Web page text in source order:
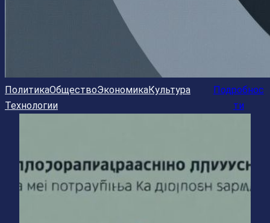
ПолитикаОбществоЭкономикаКультура
Технологии
Подробнос
ти